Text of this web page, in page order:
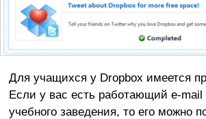
Для учащихся у Dropbox имеется
Если у вас есть работающий e-
учебного заведения, то его можно